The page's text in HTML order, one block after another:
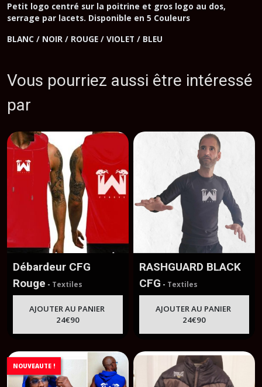
Petit logo centré sur la poitrine et gros logo au dos,
serrage par lacets. Disponible en 5 Couleurs
BLANC / NOIR / ROUGE / VIOLET / BLEU
Vous pourriez aussi être intéressé
par
Débardeur CFG
Rouge - Textiles
AJOUTER AU PANIER
24€90
RASHGUARD BLACK
CFG - Textiles
AJOUTER AU PANIER
24€90
NOUVEAUTE !